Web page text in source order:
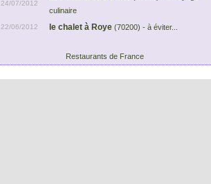
24/07/2012
culinaire
22/06/2012 le chalet à Roye (70200) - à éviter...
Restaurants de France